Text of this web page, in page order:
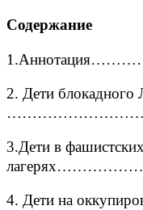
Содержание
2. Дети блокадного
3.Дети в фашистских
4. Дети на